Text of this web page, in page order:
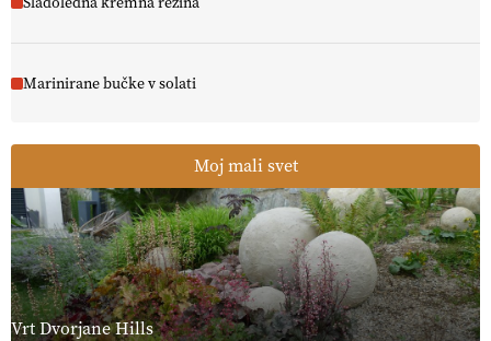
Marinirane bučke v solati
Moj mali svet
Vrt Dvorjane Hills